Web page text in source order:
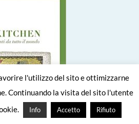
l'utilizzo del sito e ottimizzarne
Continuando la visita del sito l'utente
Info Accetto Rifiuto